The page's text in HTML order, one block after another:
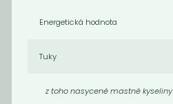
Energetická hodnota
Tuky
z toho nasycené mastné kyseliny